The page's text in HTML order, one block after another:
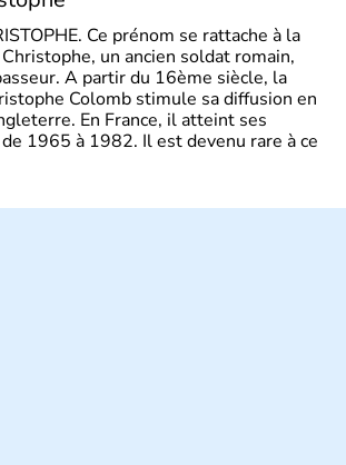
Ce prénom se rattache à la
un ancien soldat romain,
A partir du 16ème siècle, la
Colomb stimule sa diffusion en
En France, il atteint ses
1965 à 1982. Il est devenu rare à ce